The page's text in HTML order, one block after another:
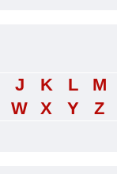
J K L
M
W X Y Z